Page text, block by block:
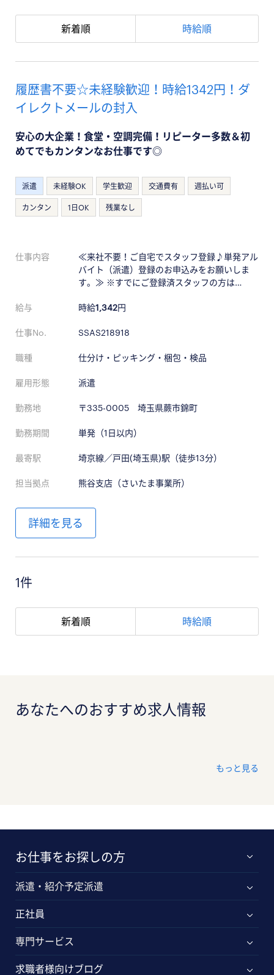
新着順 時給順
履歴書不要☆未経験歓迎！時給1342円！ダ
イレクトメールの封入
安心の大企業！食堂・空調完備！リピーター多数＆初
めてでもカンタンなお仕事です◎
派遣 未経験OK 学生歓迎 交通費有 週払い可
カンタン 1日OK 残業なし
仕事内容
≪来社不要！ご自宅でスタッフ登録♪単発アル
バイト（派遣）登録のお申込みをお願いしま
す。≫ ※すでにご登録済スタッフの方は…
給与 時給1,342円
仕事No. SSAS218918
職種 仕分け・ピッキング・梱包・検品
雇用形態 派遣
勤務地 〒335-0005 埼玉県蕨市錦町
勤務期間 単発（1日以内）
最寄駅 埼京線／戸田(埼玉県)駅（徒歩13分）
担当拠点 熊谷支店（さいたま事業所）
詳細を見る
1件
新着順 時給順
あなたへのおすすめ求人情報
もっと見る
お仕事をお探しの方
派遣・紹介予定派遣
正社員
専門サービス
求職者様向けブログ